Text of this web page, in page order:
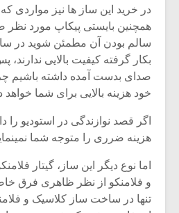
در خرید این ساز ها نیز مواردی
همچنین بایستی پیکاپ مورد نظر
سالم بودن آن مطمئن شوید در
بکار گرفته کیفیت بالایی ندارند،
صدای بدست آمده داشته باشیم
خود هزینه بالایی برای شما
اگر قصد نوازندگی در استودیو را
هزینه ضرری را متوجه شما
اما نوع دیگر این ساز، گیتار
و فلامنکو از نظر ظاهری فرق
تنها در ساخت ساز کلاسیک و